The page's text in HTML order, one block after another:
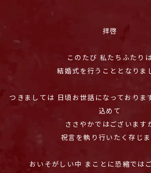
拝啓
このたび 私たちふたり
結婚式を行うこととなりま
つきましては 日頃お世話になっておりま
込めて
ささやかではございます
祝言を執り行いたく存じ
おいそがしい中 まことに恐縮では